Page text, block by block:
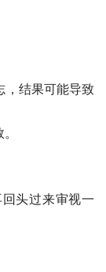
，结果可能导致
头过来审视一